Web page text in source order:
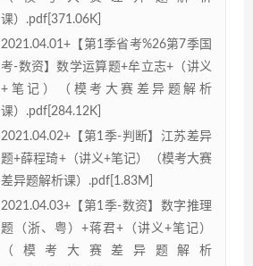
课）.pdf[371.06K]
2021.04.01+【第1季省考%26第7季国
考-数资】数学运算题+牟立志+（讲义
+笔记）（模考大赛差异题解析
课）.pdf[284.12K]
2021.04.02+【第1季-判断】江苏差异
题+薛程琦+（讲义+笔记）（模考大赛
差异题解析课）.pdf[1.83M]
2021.04.03+【第1季-数资】数字推理
题（浙、粤）+蒋君+（讲义+笔记）
（模考大赛差异题解析